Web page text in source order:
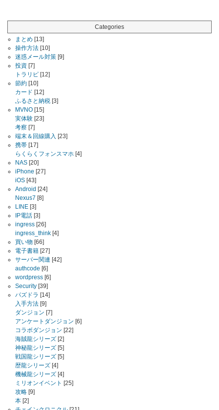
Categories
まとめ [13]
操作方法 [10]
迷惑メール対策 [9]
投資 [7]
トラリピ [12]
節約 [10]
カード [12]
ふるさと納税 [3]
MVNO [15]
実体験 [23]
考察 [7]
端末＆回線購入 [23]
携帯 [17]
らくらくフォンスマホ [4]
NAS [20]
iPhone [27]
iOS [43]
Android [24]
Nexus7 [8]
LINE [3]
IP電話 [3]
ingress [26]
ingress_think [4]
買い物 [66]
電子書籍 [27]
サーバー関連 [42]
authcode [6]
wordpress [6]
Security [39]
パズドラ [14]
入手方法 [9]
ダンジョン [7]
アンケートダンジョン [6]
コラボダンジョン [22]
海賊龍シリーズ [2]
神秘龍シリーズ [5]
戦国龍シリーズ [5]
歴龍シリーズ [4]
機械龍シリーズ [4]
ミリオンイベント [25]
攻略 [9]
本 [2]